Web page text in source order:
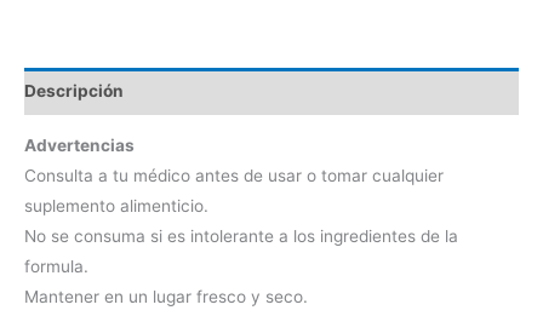
Descripción
Advertencias
Consulta a tu médico antes de usar o tomar cualquier
suplemento alimenticio.
No se consuma si es intolerante a los ingredientes de la
formula.
Mantener en un lugar fresco y seco.